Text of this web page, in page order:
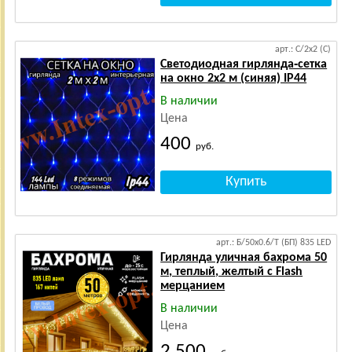
арт.: С/2х2 (С)
Светодиодная гирлянда‑сетка
на окно 2х2 м (синяя) IP44
В наличии
Цена
400руб.
арт.: Б/50х0.6/Т (БП) 835 LED
Гирлянда уличная бахрома 50
м, теплый, желтый с Flash
мерцанием
В наличии
Цена